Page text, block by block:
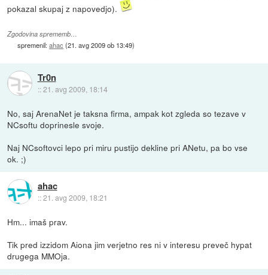
pokazal skupaj z napovedjo).
Zgodovina sprememb…
spremenil:ahac (21. avg 2009 ob 13:49)
Tr0n
::21. avg 2009, 18:14
No, saj ArenaNet je taksna firma, ampak kot zgleda so tezave v
NCsoftu doprinesle svoje.
Naj NCsoftovci lepo pri miru pustijo dekline pri ANetu, pa bo vse
ok. ;)
ahac
::21. avg 2009, 18:21
Hm... imaš prav.
Tik pred izzidom Aiona jim verjetno res ni v interesu preveč hypat
drugega MMOja.